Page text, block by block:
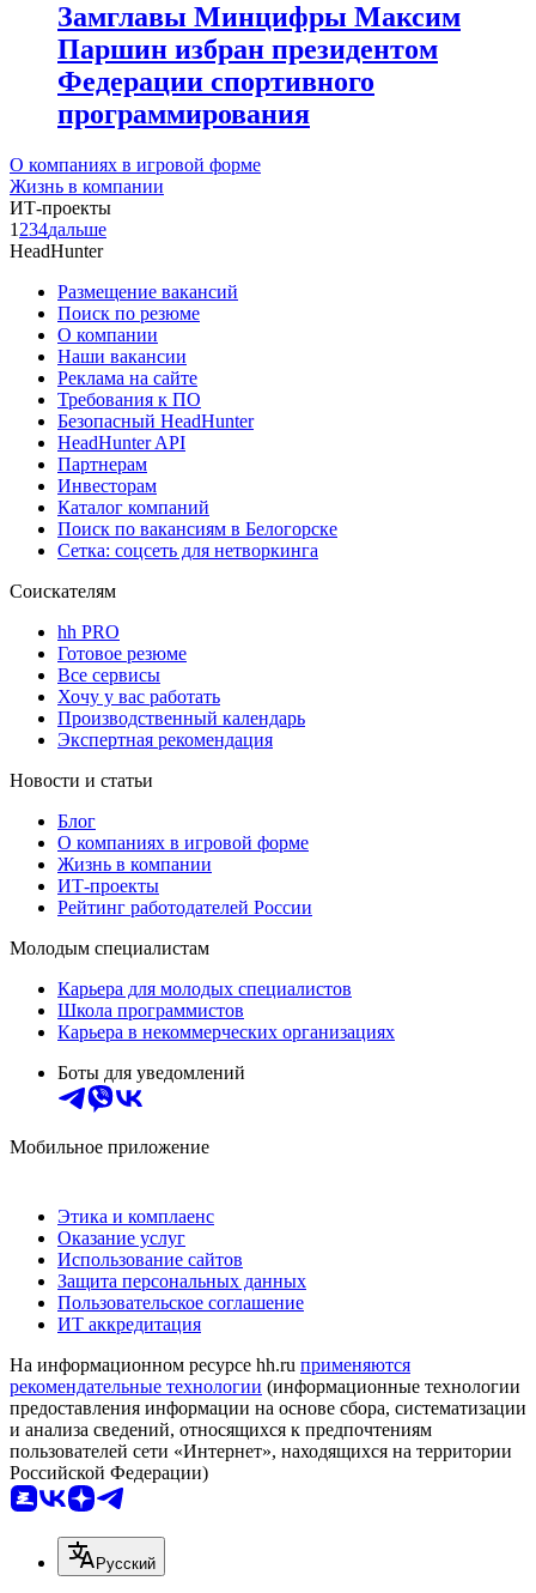
Замглавы Минцифры Максим
Паршин избран президентом
Федерации спортивного
программирования
О компаниях в игровой форме
Жизнь в компании
ИТ-проекты
1 234дальше
HeadHunter
Размещение вакансий
Поиск по резюме
О компании
Наши вакансии
Реклама на сайте
Требования к ПО
Безопасный HeadHunter
HeadHunter API
Партнерам
Инвесторам
Каталог компаний
Поиск по вакансиям в Белогорске
Сетка: соцсеть для нетворкинга
Соискателям
hh PRO
Готовое резюме
Все сервисы
Хочу у вас работать
Производственный календарь
Экспертная рекомендация
Новости и статьи
Блог
О компаниях в игровой форме
Жизнь в компании
ИТ-проекты
Рейтинг работодателей России
Молодым специалистам
Карьера для молодых специалистов
Школа программистов
Карьера в некоммерческих организациях
Боты для уведомлений
Мобильное приложение
Этика и комплаенс
Оказание услуг
Использование сайтов
Защита персональных данных
Пользовательское соглашение
ИТ аккредитация
На информационном ресурсе hh.ru применяются
рекомендательные технологии (информационные технологии
предоставления информации на основе сбора, систематизации
и анализа сведений, относящихся к предпочтениям
пользователей сети «Интернет», находящихся на территории
Российской Федерации)
Русский